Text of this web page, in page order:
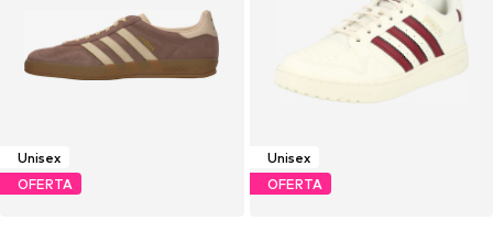
Unisex
OFERTA
Unisex
OFERTA